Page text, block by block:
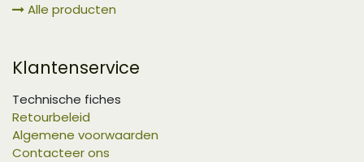
Alle producten
Klantenservice
Technische fiches
Retourbeleid
Algemene voorwaarden
Contacteer ons